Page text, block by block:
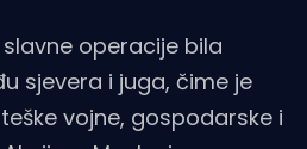
operacije bila
sjevera i juga, čime je
vojne, gospodarske i